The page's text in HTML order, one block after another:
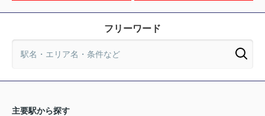
フリーワード
主要駅から探す